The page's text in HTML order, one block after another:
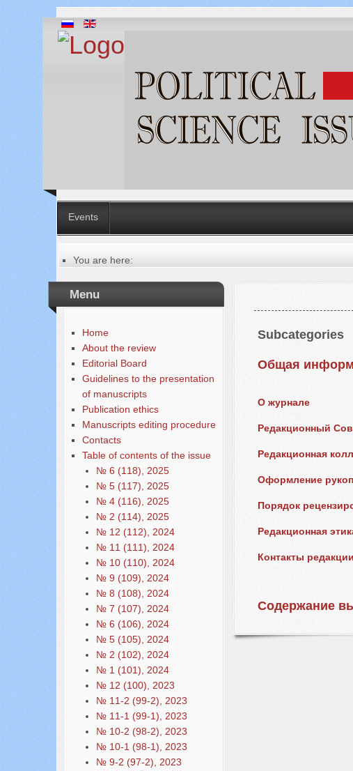
Events
You are here:
Table of contents of the issue
№ 1 (25), 2017
Русский
Menu
Home
About the review
Editorial Board
Guidelines to the presentation
of manuscripts
Publication ethics
Manuscripts editing procedure
Contacts
Table of contents of the issue
№ 6 (118), 2025
№ 5 (117), 2025
№ 4 (116), 2025
№ 2 (114), 2025
№ 12 (112), 2024
№ 11 (111), 2024
№ 10 (110), 2024
№ 9 (109), 2024
№ 8 (108), 2024
№ 7 (107), 2024
№ 6 (106), 2024
№ 5 (105), 2024
№ 2 (102), 2024
№ 1 (101), 2024
№ 12 (100), 2023
№ 11-2 (99-2), 2023
№ 11-1 (99-1), 2023
№ 10-2 (98-2), 2023
№ 10-1 (98-1), 2023
№ 9-2 (97-2), 2023
Subcategories
Общая
О журнале
Редакционный
Редакционная
Оформление
Порядок
Редакционная
Контакты редакции
Содержание